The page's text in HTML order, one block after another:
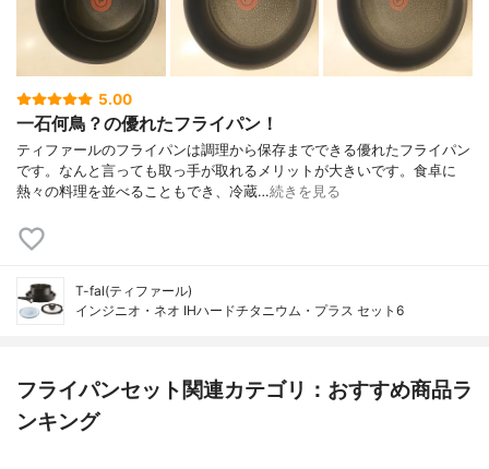
5.00
一石何鳥？の優れたフライパン！
ティファールのフライパンは調理から保存までできる優れたフライパン
です。なんと言っても取っ手が取れるメリットが大きいです。食卓に
熱々の料理を並べることもでき、冷蔵…続きを見る
T-fal(ティファール)
インジニオ・ネオ IHハードチタニウム・プラス セット6
フライパンセット関連カテゴリ：おすすめ商品ラ
ンキング